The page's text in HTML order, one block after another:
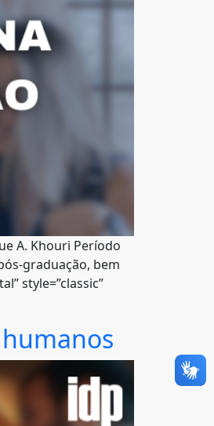
A. Khouri Período
graduação, bem
style=”classic”